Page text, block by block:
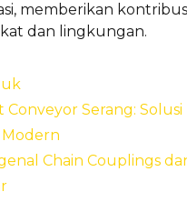
memberikan
dan lingkungan.
Conveyor Serang:
Chain Couplings